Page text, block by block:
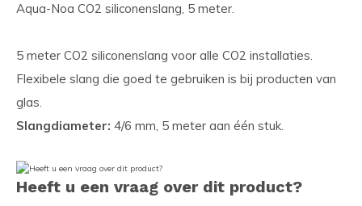
Aqua-Noa CO2 siliconenslang, 5 meter.
5 meter CO2 siliconenslang voor alle CO2 installaties.
Flexibele slang die goed te gebruiken is bij producten van
glas.
Slangdiameter: 4/6 mm, 5 meter aan één stuk.
Heeft u een vraag over dit product?